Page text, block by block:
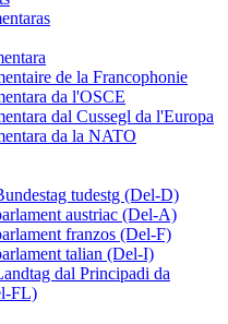
de la Francophonie
da l'OSCE
dal Cussegl da l'Europa
da la NATO
tudestg (Del-D)
austriac (Del-A)
franzos (Del-F)
talian (Del-I)
dal Principadi da
FL)